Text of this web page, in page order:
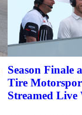
Season Finale
Tire
Streamed